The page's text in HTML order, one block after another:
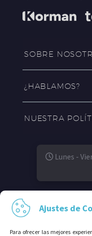
Ajustes de
Para ofrecer las mejores
SOBRE
¿HABLAMOS?
NUESTRA
Lunes -